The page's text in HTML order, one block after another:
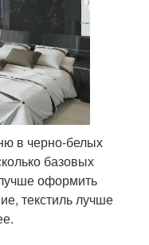
в черно-белых
базовых
оформить
текстиль лучше